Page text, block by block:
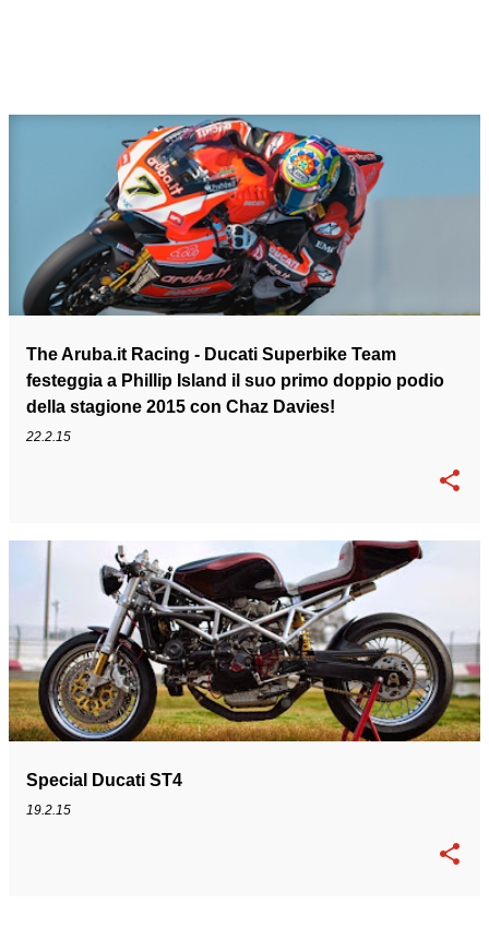
The Aruba.it Racing - Ducati Superbike Team
festeggia a Phillip Island il suo primo doppio podio
della stagione 2015 con Chaz Davies!
22.2.15
Special Ducati ST4
19.2.15